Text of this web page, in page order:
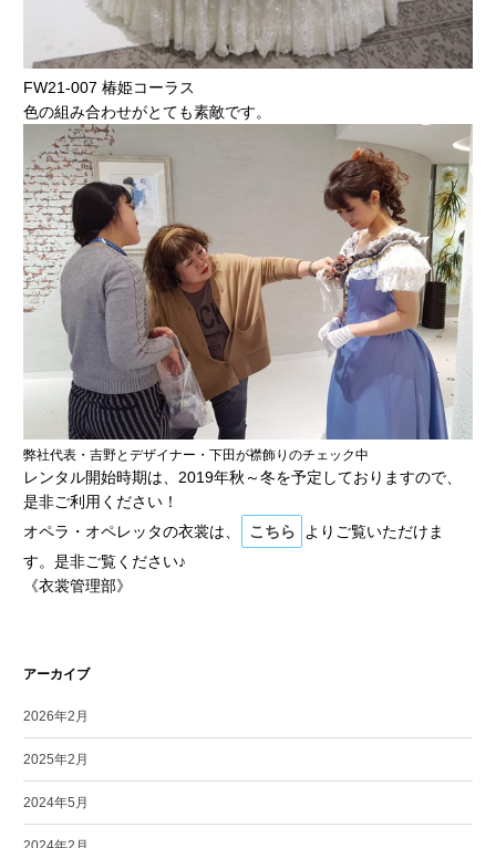
FW21-007 椿姫コーラス
色の組み合わせがとても素敵です。
弊社代表・吉野とデザイナー・下田が襟飾りのチェック中
レンタル開始時期は、2019年秋～冬を予定しておりますので、
是非ご利用ください！
オペラ・オペレッタの衣裳は、
こちら
よりご覧いただけま
す。是非ご覧ください♪
《衣裳管理部》
アーカイブ
2026年2月
2025年2月
2024年5月